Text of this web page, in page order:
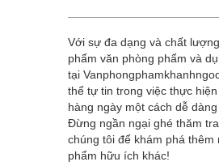
Với sự đa dạng và chất
phẩm văn phòng phẩm và
tại
thể tự tin trong việc thực
hàng ngày một cách dễ dàng
Đừng ngần ngại ghé thăm
chúng tôi để khám phá thêm
phẩm hữu ích khác!